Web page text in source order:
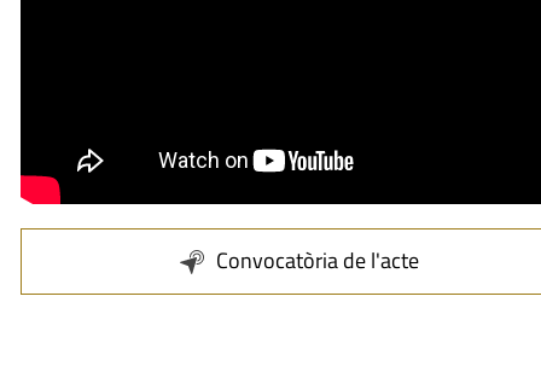
Convocatòria de l'acte